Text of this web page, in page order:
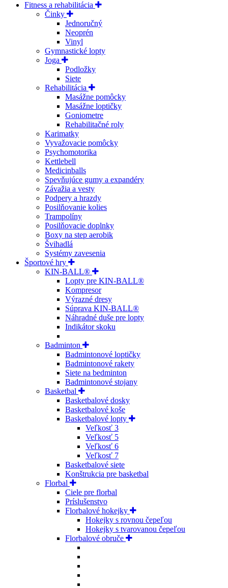
Fitness a rehabilitácia
Činky
Jednoručný
Neoprén
Vinyl
Gymnastické lopty
Joga
Podložky
Siete
Rehabilitácia
Masážne pomôcky
Masážne loptičky
Goniometre
Rehabilitačné roly
Karimatky
Vyvažovacie pomôcky
Psychomotorika
Kettlebell
Medicinballs
Spevňujúce gumy a expandéry
Závažia a vesty
Podpery a hrazdy
Posilňovanie kolies
Trampolíny
Posilňovacie doplnky
Boxy na step aerobik
Švihadlá
Systémy zavesenia
Športové hry
KIN-BALL®
Lopty pre KIN-BALL®
Kompresor
Výrazné dresy
Súprava KIN-BALL®
Náhradné duše pre lopty
Indikátor skoku
Badminton
Badmintonové loptičky
Badmintonové rakety
Siete na bedminton
Badmintonové stojany
Basketbal
Basketbalové dosky
Basketbalové koše
Basketbalové lopty
Veľkosť 3
Veľkosť 5
Veľkosť 6
Veľkosť 7
Basketbalové siete
Konštrukcia pre basketbal
Florbal
Ciele pre florbal
Príslušenstvo
Florbalové hokejky
Hokejky s rovnou čepeľou
Hokejky s tvarovanou čepeľou
Florbalové obruče